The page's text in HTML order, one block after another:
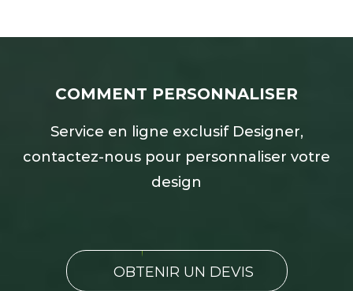
COMMENT PERSONNALISER
Service en ligne exclusif Designer,
contactez-nous pour personnaliser votre
design
OBTENIR UN DEVIS